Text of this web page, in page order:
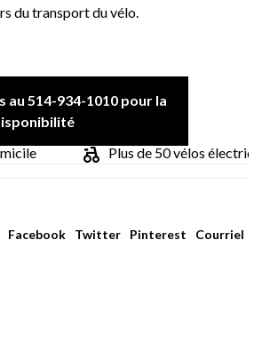
du transport du vélo.
au 514-934-1010 pour la
Plus de 50 vélos
Facebook Twitter Pinterest Courriel